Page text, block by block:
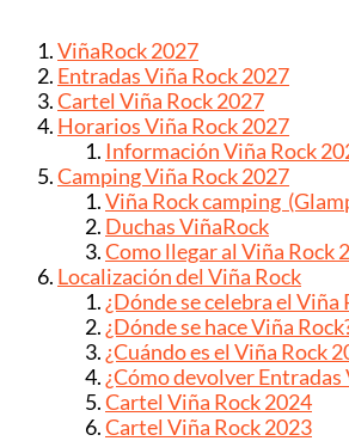
ViñaRock 2027
Entradas Viña Rock 2027
Cartel Viña Rock 2027
Horarios Viña Rock 2027
Información Viña Rock
Camping Viña Rock 2027
Viña Rock camping
Duchas ViñaRock
Como llegar al Viña Rock
Localización del Viña Rock
¿Dónde se celebra el Viña
¿Dónde se hace Viña
¿Cuándo es el Viña Rock
¿Cómo devolver Entradas
Cartel Viña Rock 2024
Cartel Viña Rock 2023